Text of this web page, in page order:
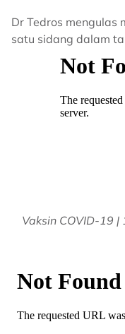
Dr Tedros mengulas
satu sidang dalam
Vaksin COVID-19